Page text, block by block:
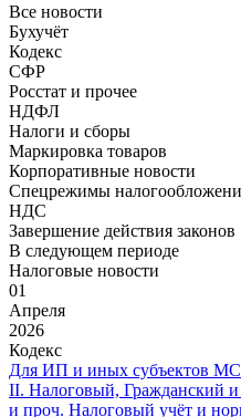
Все новости
Бухучёт
Кодекс
СФР
Росстат и прочее
НДФЛ
Налоги и сборы
Маркировка товаров
Корпоративные новости
Спецрежимы
НДС
Завершение действия законов
В следующем периоде
Налоговые новости
01
Апреля
2026
Кодекс
Для ИП и иных субъектов
II. Налоговый, Гражданский
и проч. Налоговый учёт и